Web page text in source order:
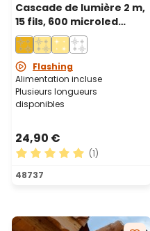
Cascade de lumière 2 m,
15 fils, 600 microled
blanc chaud
traditionnel, câble métal
cuivréFlashing
Alimentation incluse
Plusieurs longueurs
disponibles
24,90 €
Note moyenne de 5 sur
(1)
48737